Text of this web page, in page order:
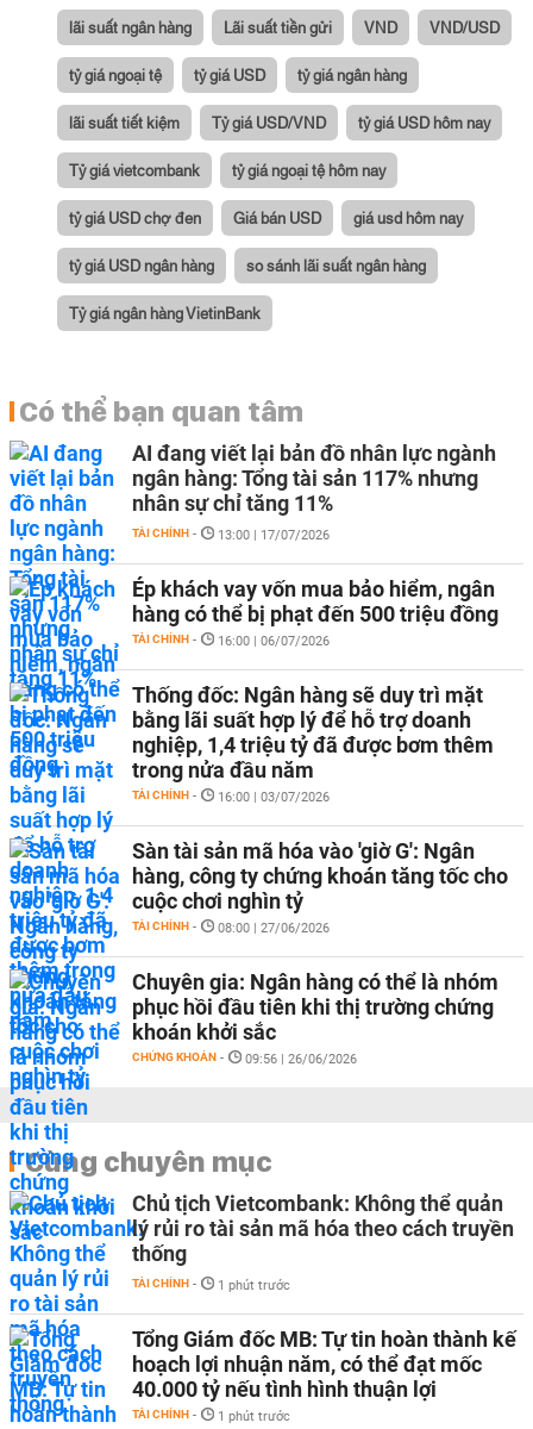
lãi suất ngân hàng Lãi suất tiền gửi VND VND/USD
tỷ giá ngoại tệ tỷ giá USD tỷ giá ngân hàng
lãi suất tiết kiệm Tỷ giá USD/VND tỷ giá USD hôm nay
Tỷ giá vietcombank tỷ giá ngoại tệ hôm nay
tỷ giá USD chợ đen Giá bán USD giá usd hôm nay
tỷ giá USD ngân hàng so sánh lãi suất ngân hàng
Tỷ giá ngân hàng VietinBank
Có thể bạn quan tâm
AI đang viết lại bản đồ nhân lực ngành
ngân hàng: Tổng tài sản 117% nhưng
nhân sự chỉ tăng 11%
TÀI CHÍNH - 13:00 | 17/07/2026
Ép khách vay vốn mua bảo hiểm, ngân
hàng có thể bị phạt đến 500 triệu đồng
TÀI CHÍNH - 16:00 | 06/07/2026
Thống đốc: Ngân hàng sẽ duy trì mặt
bằng lãi suất hợp lý để hỗ trợ doanh
nghiệp, 1,4 triệu tỷ đã được bơm thêm
trong nửa đầu năm
TÀI CHÍNH - 16:00 | 03/07/2026
Sàn tài sản mã hóa vào 'giờ G': Ngân
hàng, công ty chứng khoán tăng tốc cho
cuộc chơi nghìn tỷ
TÀI CHÍNH - 08:00 | 27/06/2026
Chuyên gia: Ngân hàng có thể là nhóm
phục hồi đầu tiên khi thị trường chứng
khoán khởi sắc
CHỨNG KHOÁN - 09:56 | 26/06/2026
Cùng chuyên mục
Chủ tịch Vietcombank: Không thể quản
lý rủi ro tài sản mã hóa theo cách truyền
thống
TÀI CHÍNH - 1 phút trước
Tổng Giám đốc MB: Tự tin hoàn thành kế
hoạch lợi nhuận năm, có thể đạt mốc
40.000 tỷ nếu tình hình thuận lợi
TÀI CHÍNH - 1 phút trước